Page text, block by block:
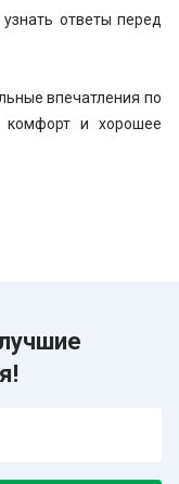
ответы перед
впечатления по
и хорошее